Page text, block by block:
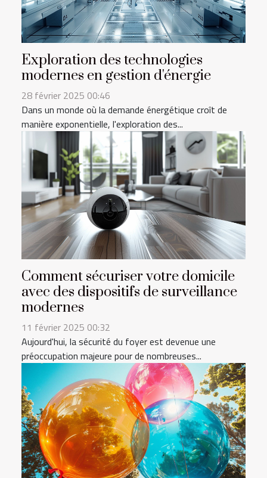
Exploration des technologies
modernes en gestion d'énergie
28 février 2025 00:46
Dans un monde où la demande énergétique croît de
manière exponentielle, l'exploration des...
Comment sécuriser votre domicile
avec des dispositifs de surveillance
modernes
11 février 2025 00:32
Aujourd'hui, la sécurité du foyer est devenue une
préoccupation majeure pour de nombreuses...